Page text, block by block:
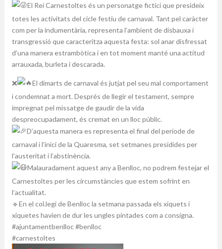
El Rei Carnestoltes és un personatge fictici que presideix
totes les activitats del cicle festiu de carnaval. Tant pel caràcter
com per la indumentària, representa l’ambient de disbauxa i
transgressió que caracteritza aquesta festa: sol anar disfressat
d’una manera estrambòtica i en tot moment manté una actitud
arrauxada, burleta i descarada.
❌
El dimarts de carnaval és jutjat pel seu mal comportament
i condemnat a mort. Després de llegir el testament, sempre
impregnat pel missatge de gaudir de la vida
despreocupadament, és cremat en un lloc públic.
D’aquesta manera es representa el final del període de
carnaval i l’inici de la Quaresma, set setmanes presidides per
l’austeritat i l’abstinència.
Malauradament aquest any a Benlloc, no podrem festejar el
Carnestoltes per les circumstàncies que estem sofrint en
l’actualitat.
🔹En el col.legi de Benlloc la setmana passada els xiquets i
xiquetes havien de dur les ungles pintades com a consigna.
#ajuntamentbenlloc #benlloc
#carnestoltes